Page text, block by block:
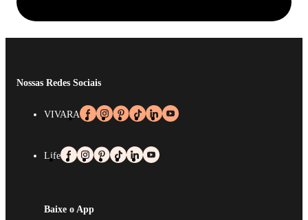
Nossas Redes Sociais
VIVARA
Life
Baixe o App